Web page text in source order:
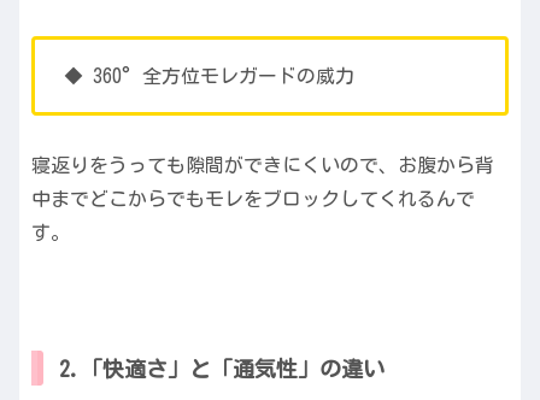
◆ 360°全方位モレガードの威力
寝返りをうっても隙間ができにくいので、お腹から背
中までどこからでもモレをブロックしてくれるんで
す。
2.「快適さ」と「通気性」の違い